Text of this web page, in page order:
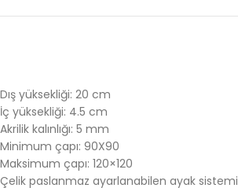
Dış yüksekliği: 20 cm
İç yüksekliği: 4.5 cm
Akrilik kalınlığı: 5 mm
Minimum çapı: 90X90
Maksimum çapı: 120×120
Çelik paslanmaz ayarlanabilen ayak sistemi